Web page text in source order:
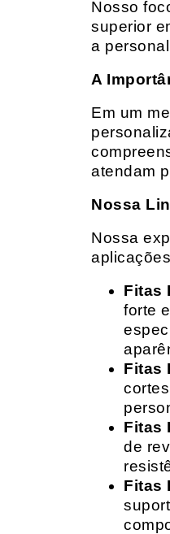
Nosso
superior
a
A
Em um
atendam
Nossa
Nossa
Fitas
forte
Fitas
Fitas
de
Fitas